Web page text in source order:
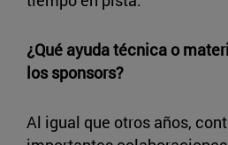
¿Qué ayuda técnica o
los sponsors?
Al igual que otros años,